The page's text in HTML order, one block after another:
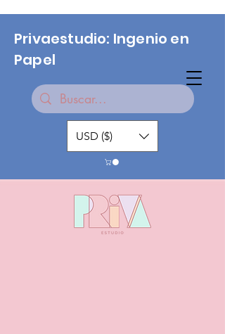
Privaestudio: Ingenio en
Papel
USD ($)